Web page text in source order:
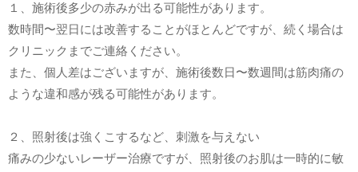
１、施術後多少の赤みが出る可能性があります。
数時間〜翌日には改善することがほとんどですが、続く場合は
クリニックまでご連絡ください。
また、個人差はございますが、施術後数日〜数週間は筋肉痛の
ような違和感が残る可能性があります。
２、照射後は強くこするなど、刺激を与えない
痛みの少ないレーザー治療ですが、照射後のお肌は一時的に敏